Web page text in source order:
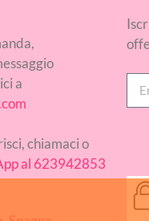
a
chiamaci o
al 623942853